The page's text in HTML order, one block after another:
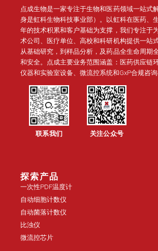
点成生物是一家专注于生物和医药领域一站式
身是虹科生物科技事业部）。
以虹科在医药、
年的技术积累和客户基础为支撑，我们专注于
术公司、医疗单位、高校和科研机构提供一站
从基础研究，到样品分析，及药品全生命周期
和安全。点成主要业务范围涵盖：医药供应链
仪器和实验室设备、微流控系统和GxP合规咨询
联系我们 关注公众号
探索产品
一次性PDF温度计
自动细胞计数仪
自动菌落计数仪
比浊仪
微流控芯片